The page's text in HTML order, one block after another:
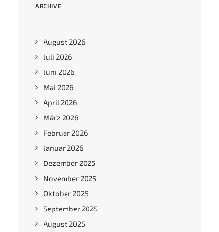
ARCHIVE
August 2026
Juli 2026
Juni 2026
Mai 2026
April 2026
März 2026
Februar 2026
Januar 2026
Dezember 2025
November 2025
Oktober 2025
September 2025
August 2025